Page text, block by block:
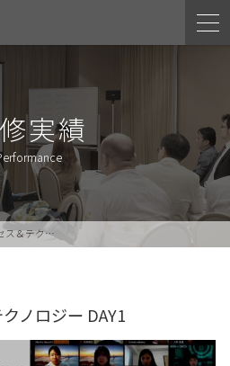
実績
ス＆テク…
ノロジー DAY1